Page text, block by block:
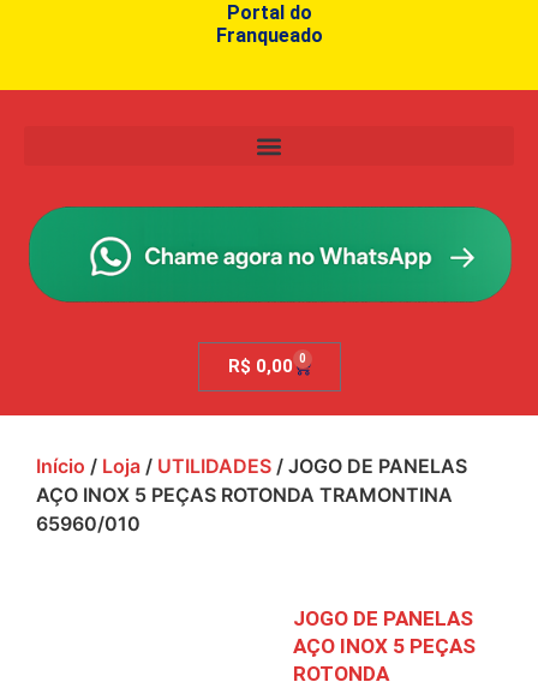
Portal do
Franqueado
R$ 0,00 0
Início / Loja / UTILIDADES / JOGO DE PANELAS
AÇO INOX 5 PEÇAS ROTONDA TRAMONTINA
65960/010
JOGO DE PANELAS
AÇO INOX 5 PEÇAS
ROTONDA